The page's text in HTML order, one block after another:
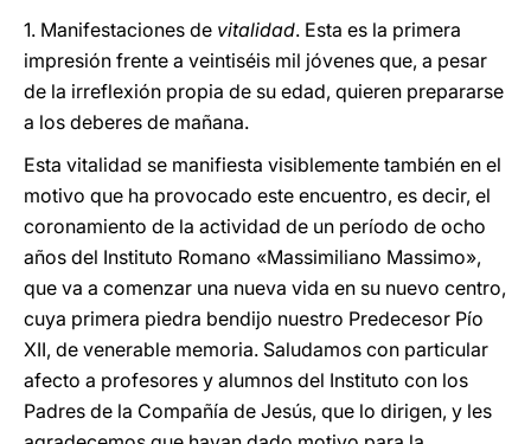
1. Manifestaciones de vitalidad. Esta es la primera
impresión frente a veintiséis mil jóvenes que, a pesar
de la irreflexión propia de su edad, quieren prepararse
a los deberes de mañana.
Esta vitalidad se manifiesta visiblemente también en el
motivo que ha provocado este encuentro, es decir, el
coronamiento de la actividad de un período de ocho
años del Instituto Romano «Massimiliano Massimo»,
que va a comenzar una nueva vida en su nuevo centro,
cuya primera piedra bendijo nuestro Predecesor Pío
XII, de venerable memoria. Saludamos con particular
afecto a profesores y alumnos del Instituto con los
Padres de la Compañía de Jesús, que lo dirigen, y les